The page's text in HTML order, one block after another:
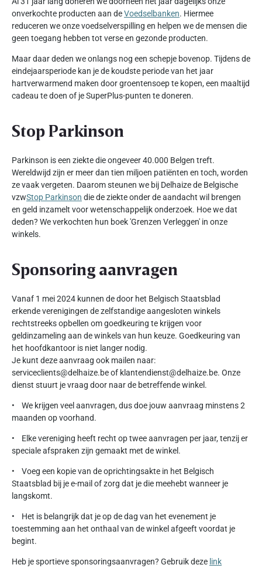
onverkochte producten aan deVoedselbanken. Hiermee
reduceren we onze voedselverspilling en helpen we de mensen die
geen toegang hebben tot verse en gezonde producten.
Maar daar deden we onlangs nog een schepje bovenop. Tijdens de
eindejaarsperiode kan je de koudste periode van het jaar
hartverwarmend maken door groentensoep te kopen, een maaltijd
cadeau te doen of je SuperPlus-punten te doneren.
Stop Parkinson
Parkinson is een ziekte die ongeveer 40.000 Belgen treft.
Wereldwijd zijn er meer dan tien miljoen patiënten en toch, worden
ze vaak vergeten. Daarom steunen we bij Delhaize de Belgische
vzwStop Parkinson die de ziekte onder de aandacht wil brengen
en geld inzamelt voor wetenschappelijk onderzoek. Hoe we dat
deden? We verkochten hun boek 'Grenzen Verleggen' in onze
winkels.
Sponsoring aanvragen
Vanaf 1 mei 2024 kunnen de door het Belgisch Staatsblad
erkende verenigingen de zelfstandige aangesloten winkels
rechtstreeks opbellen om goedkeuring te krijgen voor
geldinzameling aan de winkels van hun keuze. Goedkeuring van
het hoofdkantoor is niet langer nodig.
Je kunt deze aanvraag ook mailen naar:
serviceclients@delhaize.be of klantendienst@delhaize.be. Onze
dienst stuurt je vraag door naar de betreffende winkel.
• We krijgen veel aanvragen, dus doe jouw aanvraag minstens 2
maanden op voorhand.
• Elke vereniging heeft recht op twee aanvragen per jaar, tenzij er
speciale afspraken zijn gemaakt met de winkel.
• Voeg een kopie van de oprichtingsakte in het Belgisch
Staatsblad bij je e-mail of zorg dat je die meehebt wanneer je
langskomt.
• Het is belangrijk dat je op de dag van het evenement je
toestemming aan het onthaal van de winkel afgeeft voordat je
begint.
Heb je sportieve sponsoringsaanvragen? Gebruik deze link